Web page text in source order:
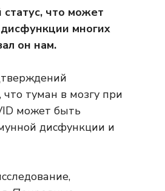
что может
дисфункции многих
он нам.
туман в мозгу при
может быть
дисфункции и